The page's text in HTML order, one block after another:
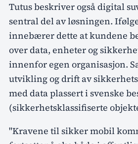
Tutus beskriver også digital
sentral del av løsningen.
innebærer dette at kundene
over data, enheter og
innenfor egen organisasjon.
utvikling og drift av
med data plassert i svenske
(sikkerhetsklassifiserte
"Kravene til sikker mobil